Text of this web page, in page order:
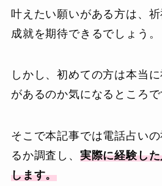
叶えたい願いがある方は、
成就を期待できるでしょう。
しかし、初めての方は本当
があるのか気になるところで
そこで本記事では電話占い
るか調査し、 実際に経験し
します。